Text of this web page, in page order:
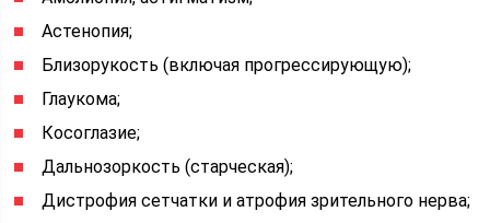
Астенопия;
Близорукость (включая прогрессирующую);
Глаукома;
Косоглазие;
Дальнозоркость (старческая);
Дистрофия сетчатки и атрофия зрительного нерва;